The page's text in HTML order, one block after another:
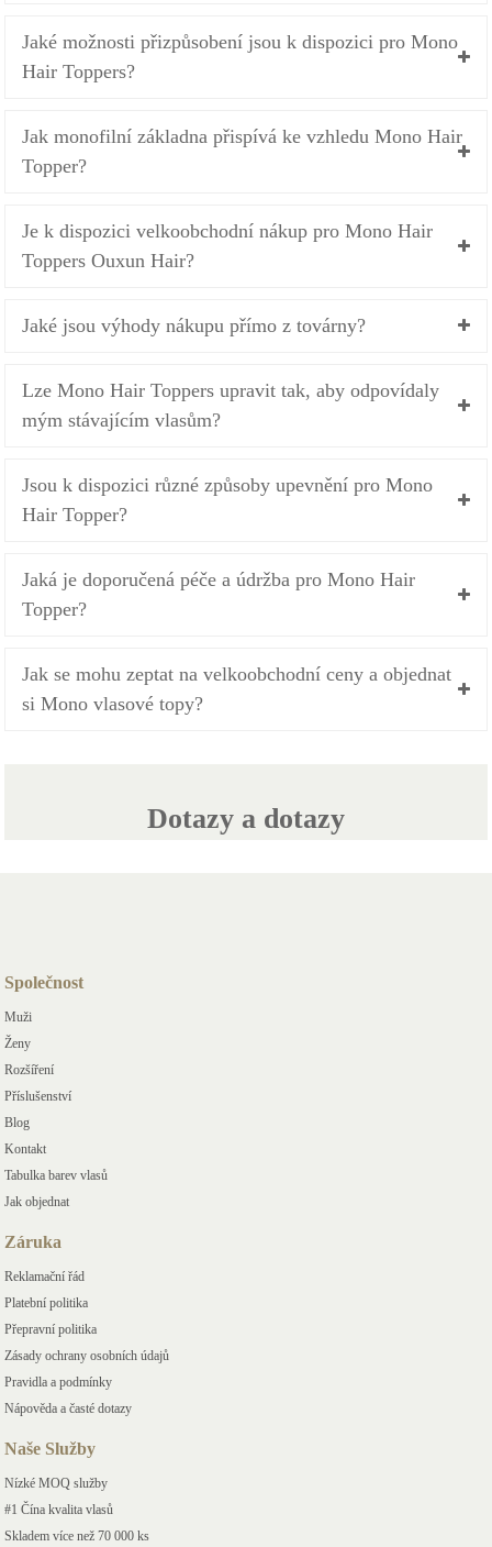
Jaké možnosti přizpůsobení jsou k dispozici pro Mono
Hair Toppers?
Jak monofilní základna přispívá ke vzhledu Mono Hair
Topper?
Je k dispozici velkoobchodní nákup pro Mono Hair
Toppers Ouxun Hair?
Jaké jsou výhody nákupu přímo z továrny?
Lze Mono Hair Toppers upravit tak, aby odpovídaly
mým stávajícím vlasům?
Jsou k dispozici různé způsoby upevnění pro Mono
Hair Topper?
Jaká je doporučená péče a údržba pro Mono Hair
Topper?
Jak se mohu zeptat na velkoobchodní ceny a objednat
si Mono vlasové topy?
Dotazy a dotazy
Společnost
Muži
Ženy
Rozšíření
Příslušenství
Blog
Kontakt
Tabulka barev vlasů
Jak objednat
Záruka
Reklamační řád
Platební politika
Přepravní politika
Zásady ochrany osobních údajů
Pravidla a podmínky
Nápověda a časté dotazy
Naše Služby
Nízké MOQ služby
#1 Čína kvalita vlasů
Skladem více než 70 000 ks